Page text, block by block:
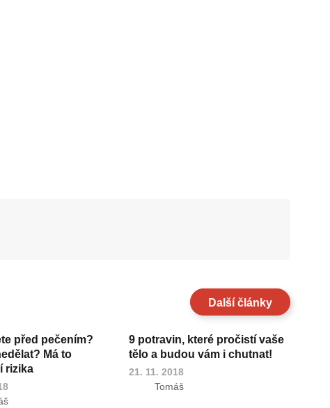
Další články
před pečením?
Má to
rizika
9 potravin, které pročistí vaše
tělo a budou vám i chutnat!
21. 11. 2018
Tomáš